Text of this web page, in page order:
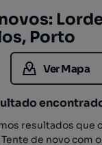
Porto
Ver Mapa
resultados que
de novo com